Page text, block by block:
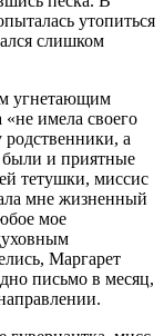
утопиться
слишком
угнетающим
имела своего
родственники, а
были и приятные
тетушки, миссис
мне жизненный
мое
Маргарет
письмо в месяц,